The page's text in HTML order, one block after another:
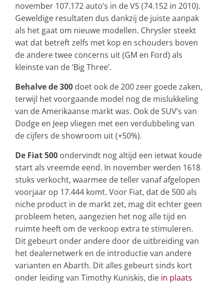
november 107.172 auto’s in de VS (74.152 in 2010).
Geweldige resultaten dus dankzij de juiste aanpak
als het gaat om nieuwe modellen. Chrysler steekt
wat dat betreft zelfs met kop en schouders boven
de andere twee concerns uit (GM en Ford) als
kleinste van de ‘Big Three’.
Behalve de 300 doet ook de 200 zeer goede zaken,
terwijl het voorgaande model nog de mislukkeling
van de Amerikaanse markt was. Ook de SUV’s van
Dodge en Jeep vliegen met een verdubbeling van
de cijfers de showroom uit (+50%).
De Fiat 500 ondervindt nog altijd een ietwat koude
start als vreemde eend. In november werden 1618
stuks verkocht, waarmee de teller vanaf afgelopen
voorjaar op 17.444 komt. Voor Fiat, dat de 500 als
niche product in de markt zet, mag dit echter geen
probleem heten, aangezien het nog alle tijd en
ruimte heeft om de verkoop extra te stimuleren.
Dit gebeurt onder andere door de uitbreiding van
het dealernetwerk en de introductie van andere
varianten en Abarth. Dit alles gebeurt sinds kort
onder leiding van Timothy Kuniskis, die in plaats